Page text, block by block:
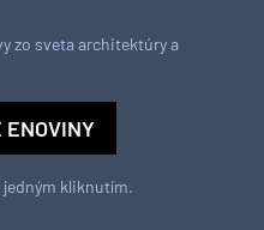
zo sveta architektúry a
ENOVINY
jedným kliknutím.